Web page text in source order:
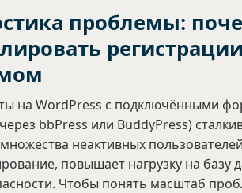
проблемы:
на WordPress с подключёнными
bbPress или BuddyPress)
неактивных
повышает нагрузку на базу
Чтобы понять масштаб